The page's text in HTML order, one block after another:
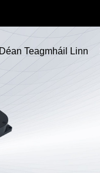
Déan Teagmháil Linn